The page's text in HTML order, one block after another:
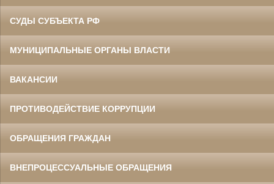
СУДЫ СУБЪЕКТА РФ
МУНИЦИПАЛЬНЫЕ ОРГАНЫ ВЛАСТИ
ВАКАНСИИ
ПРОТИВОДЕЙСТВИЕ КОРРУПЦИИ
ОБРАЩЕНИЯ ГРАЖДАН
ВНЕПРОЦЕССУАЛЬНЫЕ ОБРАЩЕНИЯ